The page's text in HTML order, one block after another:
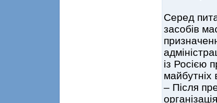
Серед
засобів
із Росією
майбутніх
– Після